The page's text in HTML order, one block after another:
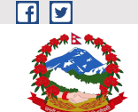
Skip to main content